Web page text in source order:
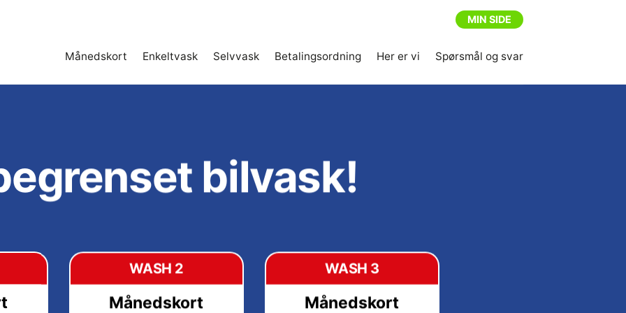
MIN SIDE
Månedskort Enkeltvask Selvvask Betalingsordning Her er vi Spørsmål og svar
bilvask!
WASH 2
Månedskort
WASH 3
Månedskort